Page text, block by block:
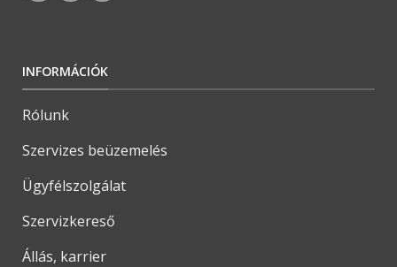
INFORMÁCIÓK
Rólunk
Szervizes beüzemelés
Ügyfélszolgálat
Szervizkereső
Állás, karrier